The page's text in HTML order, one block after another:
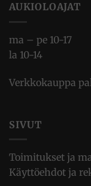
AUKIOLOAJAT
ma – pe 10-17
la 10-14
Verkkokauppa
SIVUT
Toimitukset ja
Käyttöehdot ja